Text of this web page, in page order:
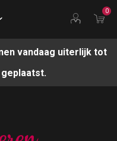
0
vandaag uiterlijk tot